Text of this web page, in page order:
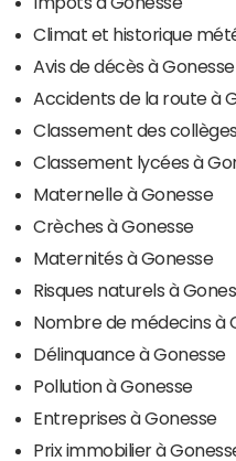
Climat et historique
Avis de décès à Gonesse
Accidents de la route à
Classement des
Classement lycées à
Maternelle à Gonesse
Crèches à Gonesse
Maternités à Gonesse
Risques naturels à
Nombre de médecins à
Délinquance à Gonesse
Pollution à Gonesse
Entreprises à Gonesse
Prix immobilier à